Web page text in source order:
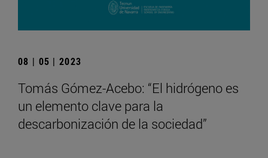
08 | 05 | 2023
Tomás Gómez-Acebo: “El hidrógeno es
un elemento clave para la
descarbonización de la sociedad”